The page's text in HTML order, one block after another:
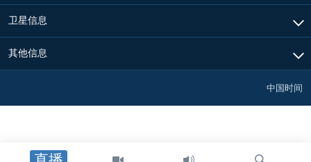
卫星信息
其他信息
中国时间